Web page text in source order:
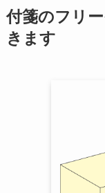
付箋のフリ
きます